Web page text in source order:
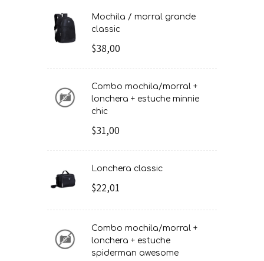
mochila / morral grande
classic
$38,00
combo mochila/morral +
lonchera + estuche minnie
chic
$31,00
lonchera classic
$22,01
combo mochila/morral +
lonchera + estuche
spiderman awesome